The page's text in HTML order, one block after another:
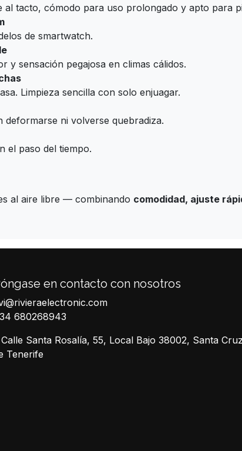
al tacto, cómodo para uso prolongado y apto para
de smartwatch.
y sensación pegajosa en climas cálidos.
Limpieza sencilla con solo enjuagar.
ni volverse quebradiza.
el paso del tiempo.
al aire libre — combinando comodidad, ajuste
en contacto con nosotros
680268943
Calle Santa Rosalía, 55, Local Bajo 38002, Santa Cruz
Tenerife